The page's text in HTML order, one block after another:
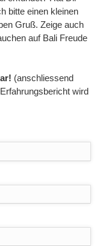
bitte einen kleinen
Gruß. Zeige auch
auf Bali Freude
(anschliessend
wird